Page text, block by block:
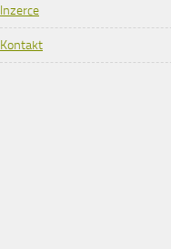
Inzerce
Kontakt